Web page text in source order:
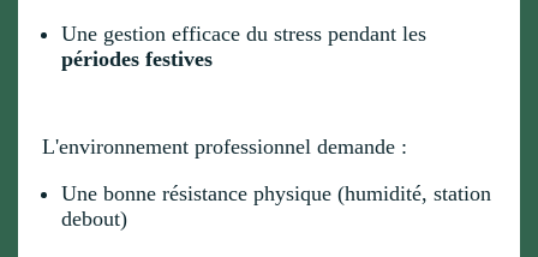
Une gestion efficace du stress pendant les
périodes festives
L'environnement professionnel demande :
Une bonne résistance physique (humidité, station
debout)